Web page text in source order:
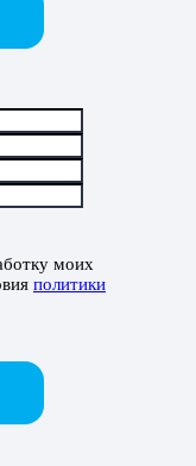
моих
политики